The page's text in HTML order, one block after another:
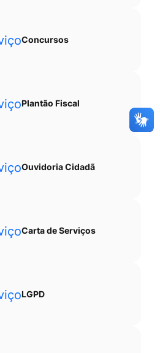
Concursos
Plantão Fiscal
Ouvidoria Cidadã
Carta de Serviços
LGPD